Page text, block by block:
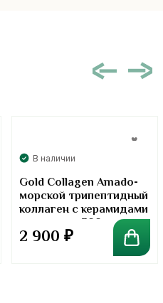
В наличии
Gold Collagen Amado-
морской трипептидный
коллаген с керамидами
в порошке. 300 грамм
2 900 ₽